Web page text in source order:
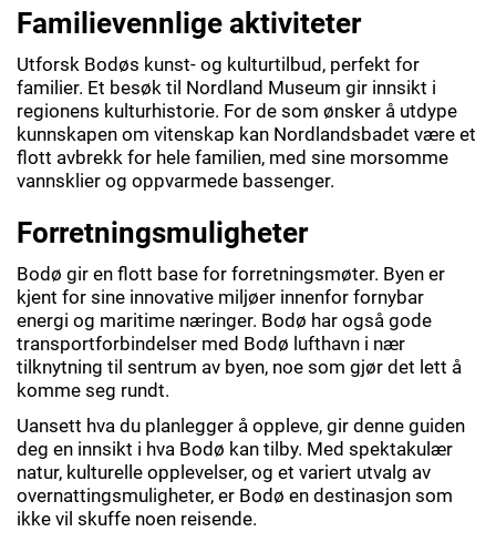
Familievennlige aktiviteter
Utforsk Bodøs kunst- og kulturtilbud, perfekt for
familier. Et besøk til Nordland Museum gir innsikt i
regionens kulturhistorie. For de som ønsker å utdype
kunnskapen om vitenskap kan Nordlandsbadet være et
flott avbrekk for hele familien, med sine morsomme
vannsklier og oppvarmede bassenger.
Forretningsmuligheter
Bodø gir en flott base for forretningsmøter. Byen er
kjent for sine innovative miljøer innenfor fornybar
energi og maritime næringer. Bodø har også gode
transportforbindelser med Bodø lufthavn i nær
tilknytning til sentrum av byen, noe som gjør det lett å
komme seg rundt.
Uansett hva du planlegger å oppleve, gir denne guiden
deg en innsikt i hva Bodø kan tilby. Med spektakulær
natur, kulturelle opplevelser, og et variert utvalg av
overnattingsmuligheter, er Bodø en destinasjon som
ikke vil skuffe noen reisende.